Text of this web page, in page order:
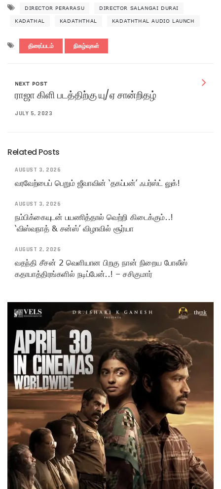
DIRECTOR PERARASU DIRECTOR SALANGAI DURAI
KADATHAL KADATHTHAL KADATHTHAL AUDIO LAUNCH
திரைப்படம் நிகழ்வுகள்
NEXT POST
ராஜா கிளி படத்திற்கு யு/ஏ சான்றிதழ்
JULY 5, 2023
Related Posts
AUGUST 3, 2026
வரவேற்பைப் பெறும் ஜீவாவின் ‘தகப்பன்’ ஃபர்ஸ்ட் லுக்!
AUGUST 3, 2026
நம்பிக்கையுடன் பயணித்தால் வெற்றி கிடைக்கும்..!
‘விஸ்வநாத் & சன்ஸ்’ விழாவில் சூர்யா
AUGUST 2, 2026
வதந்தி சீசன் 2 வெளியான பிறகு நான் நிறைய போலீஸ்
கதாபாத்திரங்களில் நடிப்பேன்..! – சசிகுமார்